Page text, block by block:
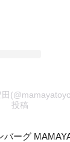
投稿
ーグ